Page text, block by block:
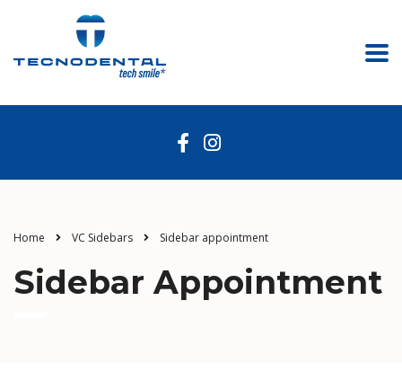
Home VC Sidebars Sidebar appointment
Sidebar Appointment